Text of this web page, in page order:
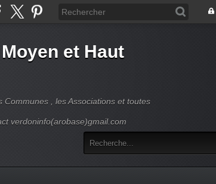
et Haut
, les Associations et toutes
verdoninfo(arobase)gmail.com